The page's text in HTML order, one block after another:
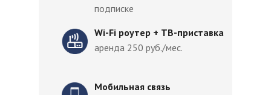
Wi-Fi роутер + ТВ-приставка
аренда 250 руб./мес.
подписке
Мобильная связь